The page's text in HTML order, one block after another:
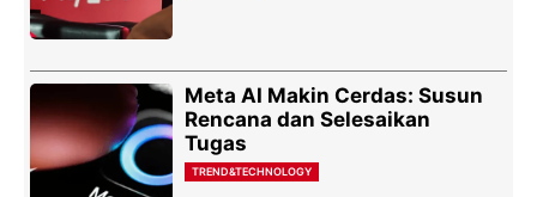
Meta AI Makin Cerdas: Susun
Rencana dan Selesaikan
Tugas
TREND&TECHNOLOGY